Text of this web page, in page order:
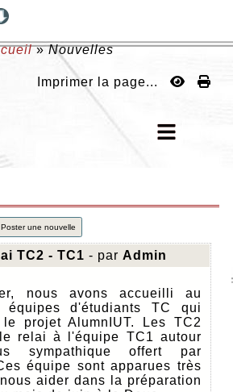
»Nouvelles
Imprimer la page...
Poster une nouvelle
TC2 - TC1 - par Admin
nous avons accueilli au
équipes d'étudiants TC qui
projet AlumnIUT. Les TC2
relai à l'équipe TC1 autour
sympathique offert par
équipe sont apparues très
aider dans la préparation